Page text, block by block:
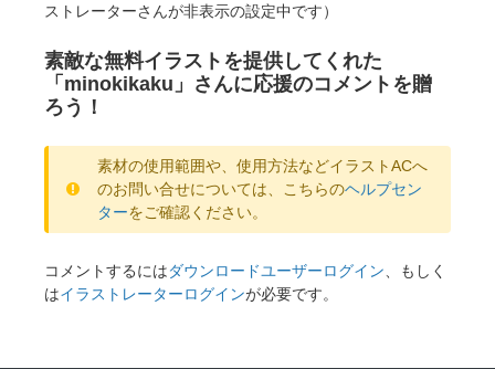
ストレーターさんが非表示の設定中です）
素敵な無料イラストを提供してくれた
「minokikaku」さんに応援のコメントを贈
ろう！
素材の使用範囲や、使用方法などイラストACへ
のお問い合せについては、こちらのヘルプセン
ターをご確認ください。
コメントするにはダウンロードユーザーログイン 、もしく
はイラストレーターログインが必要です。